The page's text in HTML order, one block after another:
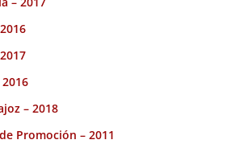
– 2018
Promoción – 2011